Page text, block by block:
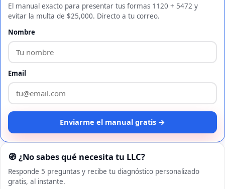
El manual exacto para presentar tus formas 1120 + 5472 y
evitar la multa de $25,000. Directo a tu correo.
Nombre
Email
Enviarme el manual gratis →
🧭 ¿No sabes qué necesita tu LLC?
Responde 5 preguntas y recibe tu diagnóstico personalizado
gratis, al instante.